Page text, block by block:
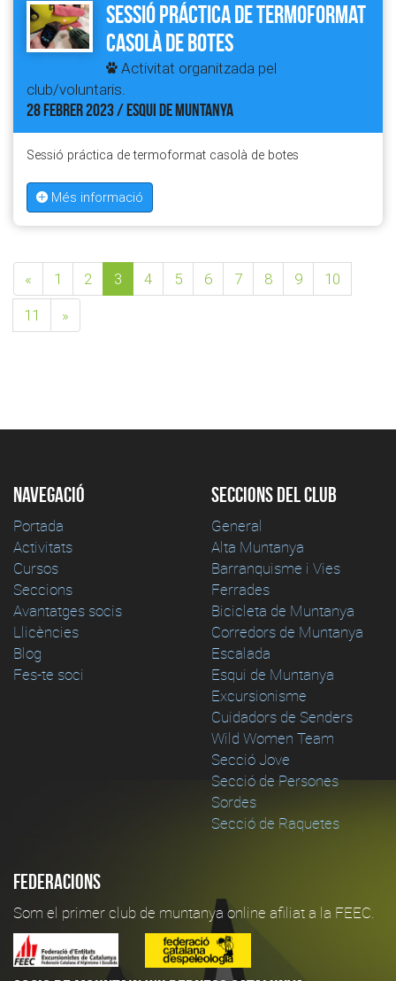
Sessió práctica de termoformat
casolà de botes
Activitat organitzada pel
club/voluntaris.
28 FEBRER 2023 / ESQUI DE MUNTANYA
Sessió práctica de termoformat casolà de botes
Més informació
« 1 2 3 4 5 6 7 8 9
10
11
»
Navegació
Portada
Activitats
Cursos
Seccions
Avantatges socis
Llicències
Blog
Fes-te soci
Seccions del club
General
Alta Muntanya
Barranquisme i Vies
Ferrades
Bicicleta de Muntanya
Corredors de Muntanya
Escalada
Esqui de Muntanya
Excursionisme
Cuidadors de Senders
Wild Women Team
Secció Jove
Secció de Persones
Sordes
Secció de Raquetes
Federacions
Som el primer club de muntanya online afiliat a la FEEC.